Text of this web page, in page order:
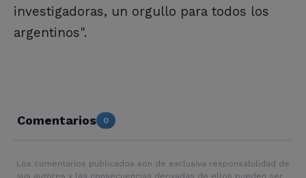
investigadoras, un orgullo para todos los
argentinos".
Comentarios 0
Los comentarios publicados son de exclusiva responsabilidad de
sus autores y las consecuencias derivadas de ellos pueden ser